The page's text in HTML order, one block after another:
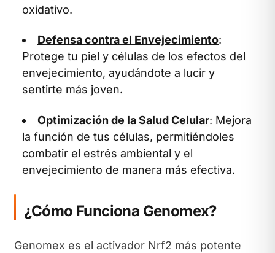
oxidativo.
Defensa contra el Envejecimiento:
Protege tu piel y células de los efectos del
envejecimiento, ayudándote a lucir y
sentirte más joven.
Optimización de la Salud Celular: Mejora
la función de tus células, permitiéndoles
combatir el estrés ambiental y el
envejecimiento de manera más efectiva.
¿Cómo Funciona Genomex?
Genomex es el activador Nrf2 más potente